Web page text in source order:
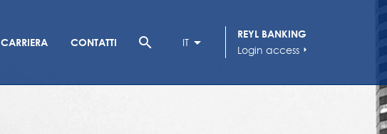
CARRIERA CONTATTI search IT
REYL BANKING
Login access arrow_right